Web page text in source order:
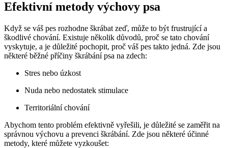
Efektivní metody výchovy psa
Když se váš pes rozhodne škrábat zeď, může to být frustrující a
škodlivé chování. Existuje několik důvodů, proč se tato chování
vyskytuje, a je důležité pochopit, proč váš pes takto jedná. Zde jsou
některé běžné příčiny škrábání psa na zdech:
Stres nebo úzkost
Nuda nebo nedostatek stimulace
Territoriální chování
Abychom tento problém efektivně vyřešili, je důležité se zaměřit na
správnou výchovu a prevenci škrábání. Zde jsou některé účinné
metody, které můžete vyzkoušet: